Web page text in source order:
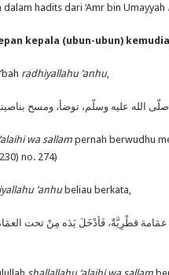
hadits dari ‘Amr bin Umayyah
kepala (ubun-ubun)
radhiyallahu ‘anhu,
صلّى الله عليه وسلّم، توضأ، ومسح
wa sallampernah berwudhu
no. 274)
‘anhubeliau berkata,
عمَامة قطْرِيَّةٌ، فَأدْخَلَ يَدَه مِنْ تحت